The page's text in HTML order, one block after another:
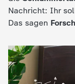
d
e
Nachricht: Ihr
Das sagen